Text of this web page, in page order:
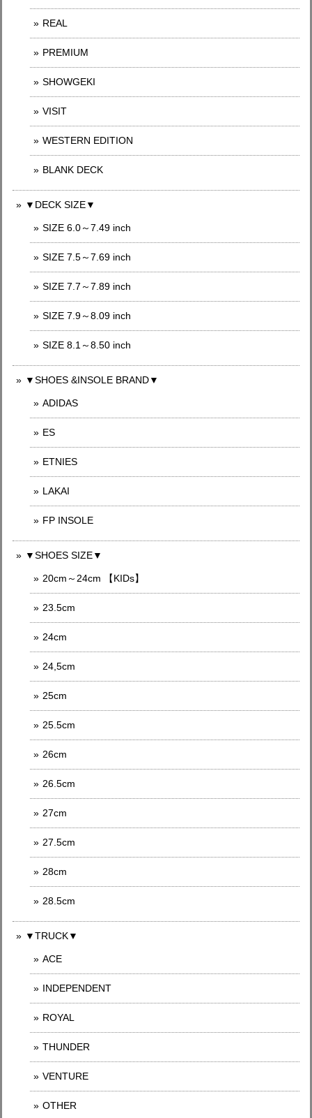
REAL
PREMIUM
SHOWGEKI
VISIT
WESTERN EDITION
BLANK DECK
▼DECK SIZE▼
SIZE 6.0～7.49 inch
SIZE 7.5～7.69 inch
SIZE 7.7～7.89 inch
SIZE 7.9～8.09 inch
SIZE 8.1～8.50 inch
▼SHOES &INSOLE BRAND▼
ADIDAS
ES
ETNIES
LAKAI
FP INSOLE
▼SHOES SIZE▼
20cm～24cm 【KIDs】
23.5cm
24cm
24,5cm
25cm
25.5cm
26cm
26.5cm
27cm
27.5cm
28cm
28.5cm
▼TRUCK▼
ACE
INDEPENDENT
ROYAL
THUNDER
VENTURE
OTHER